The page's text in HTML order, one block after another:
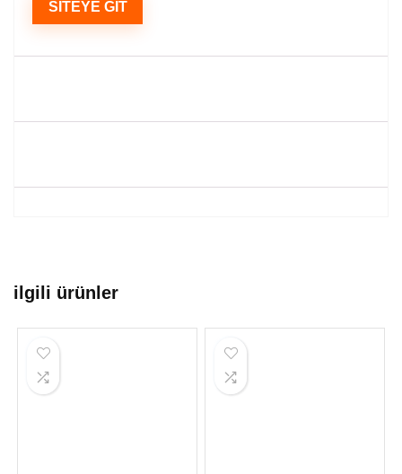
SITEYE GIT
ilgili ürünler